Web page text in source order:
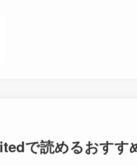
で読めるおすす